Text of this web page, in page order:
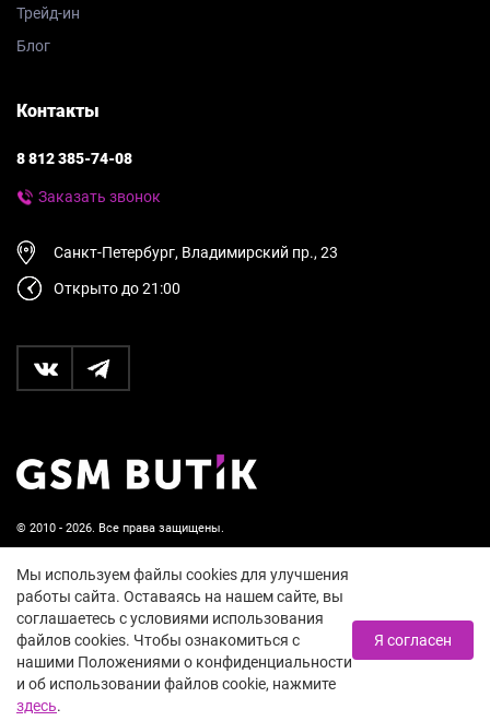
© 2010 - 2026. Все права защищены.
Пользовательское соглашение и политика
конфиденциальности
18+
Трейд-ин
Блог
Контакты
8 812 385-74-08
Заказать звонок
Санкт-Петербург, Владимирский пр., 23
Открыто до 21:00
Мы используем файлы cookies для улучшения
работы сайта. Оставаясь на нашем сайте, вы
соглашаетесь с условиями использования
файлов cookies. Чтобы ознакомиться с
нашими Положениями о конфиденциальности
и об использовании файлов cookie, нажмите
здесь.
Я согласен